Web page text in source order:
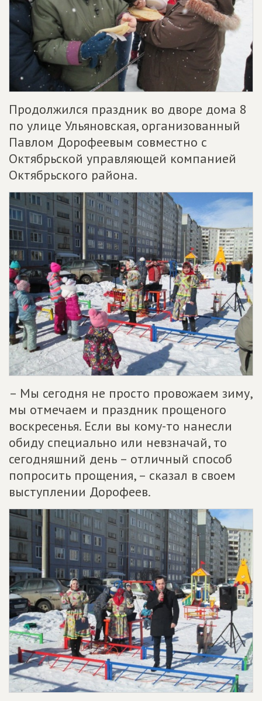
Продолжился праздник во дворе дома 8
по улице Ульяновская, организованный
Павлом Дорофеевым совместно с
Октябрьской управляющей компанией
Октябрьского района.
– Мы сегодня не просто провожаем зиму,
мы отмечаем и праздник прощеного
воскресенья. Если вы кому-то нанесли
обиду специально или невзначай, то
сегодняшний день – отличный способ
попросить прощения, – сказал в своем
выступлении Дорофеев.